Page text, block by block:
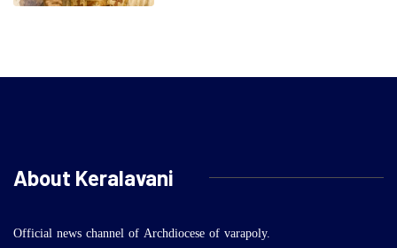
About Keralavani
Official news channel of Archdiocese of varapoly.